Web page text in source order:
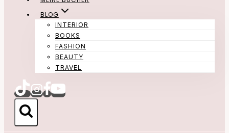
BLOG
INTERIOR
BOOKS
FASHION
BEAUTY
TRAVEL